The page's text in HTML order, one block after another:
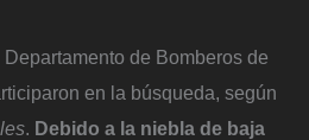
de Bomberos de
en la búsqueda, según
. Debido a la niebla de baja